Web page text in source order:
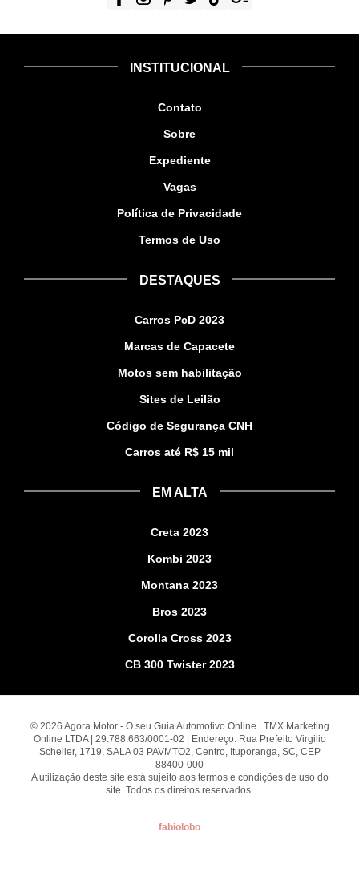
INSTITUCIONAL
Contato
Sobre
Expediente
Vagas
Política de Privacidade
Termos de Uso
DESTAQUES
Carros PcD 2023
Marcas de Capacete
Motos sem habilitação
Sites de Leilão
Código de Segurança CNH
Carros até R$ 15 mil
EM ALTA
Creta 2023
Kombi 2023
Montana 2023
Bros 2023
Corolla Cross 2023
CB 300 Twister 2023
© 2026 Agora Motor - O seu Guia Automotivo Online | TMX Marketing
Online LTDA | 29.788.663/0001-02 | Endereço: Rua Prefeito Virgilio
Scheller, 1719, SALA 03 PAVMTO2, Centro, Ituporanga, SC, CEP
88400-000
A utilização deste site está sujeito aos termos e condições de uso do
site. Todos os direitos reservados.
fabiolobo